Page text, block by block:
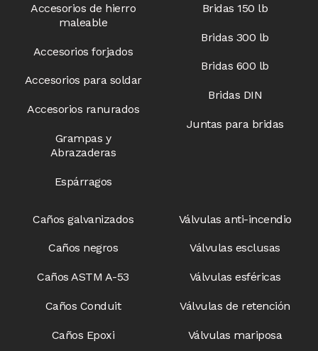
Accesorios de hierro
maleable
Accesorios forjados
Accesorios para soldar
Accesorios ranurados
Grampas y
Abrazaderas
Espárragos
Bridas 150 lb
Bridas 300 lb
Bridas 600 lb
Bridas DIN
Juntas para bridas
Caños galvanizados
Caños negros
Caños ASTM A-53
Caños Conduit
Caños Epoxi
Válvulas anti-incendio​
Válvulas esclusas​
Válvulas esféricas
Válvulas de retención
Válvulas mariposa